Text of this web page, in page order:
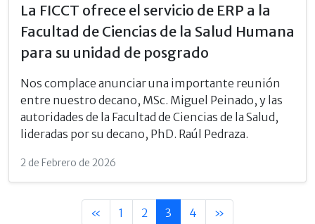
La FICCT ofrece el servicio de ERP a la
Facultad de Ciencias de la Salud Humana
para su unidad de posgrado
Nos complace anunciar una importante reunión
entre nuestro decano, MSc. Miguel Peinado, y las
autoridades de la Facultad de Ciencias de la Salud,
lideradas por su decano, PhD. Raúl Pedraza.
2 de Febrero de 2026
« 1 2 3 4 »